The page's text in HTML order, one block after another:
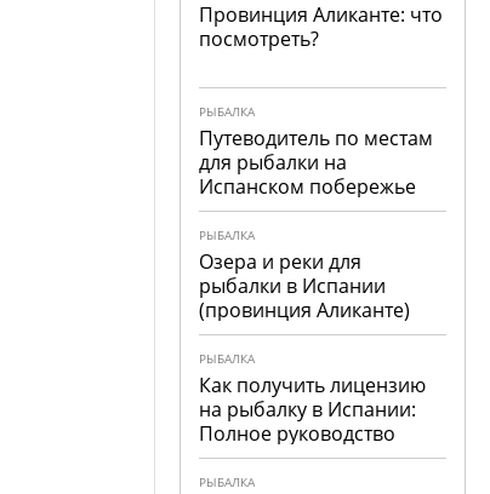
Провинция Аликанте: что
посмотреть?
РЫБАЛКА
Путеводитель по местам
для рыбалки на
Испанском побережье
РЫБАЛКА
Озера и реки для
рыбалки в Испании
(провинция Аликанте)
РЫБАЛКА
Как получить лицензию
на рыбалку в Испании:
Полное руководство
РЫБАЛКА